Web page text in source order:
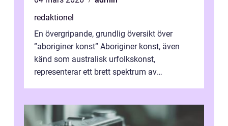
redaktionel
En övergripande, grundlig översikt över
”aboriginer konst” Aboriginer konst, även
känd som australisk urfolkskonst,
representerar ett brett spektrum av